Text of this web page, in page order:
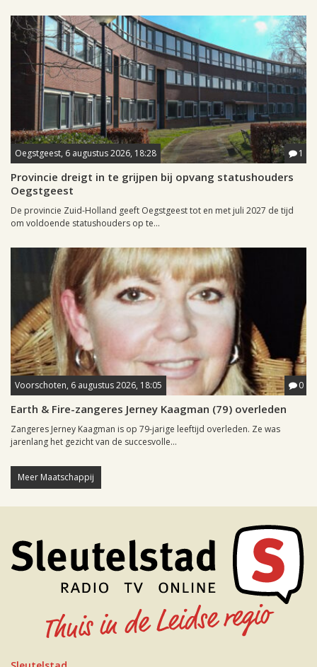
Oegstgeest, 6 augustus 2026, 18:28 1
Provincie dreigt in te grijpen bij opvang statushouders
Oegstgeest
De provincie Zuid-Holland geeft Oegstgeest tot en met juli 2027 de tijd
om voldoende statushouders op te...
Voorschoten, 6 augustus 2026, 18:05 0
Earth & Fire-zangeres Jerney Kaagman (79) overleden
Zangeres Jerney Kaagman is op 79-jarige leeftijd overleden. Ze was
jarenlang het gezicht van de succesvolle...
Meer Maatschappij